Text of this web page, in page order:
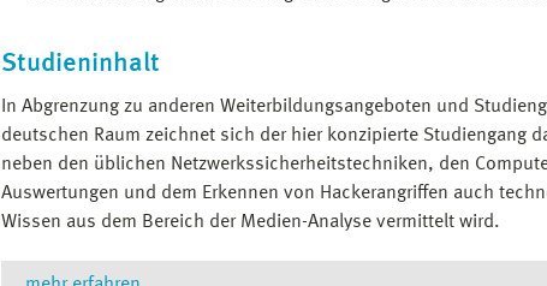
Studieninhalt
In Abgrenzung zu anderen Weiterbildungsangeboten und
deutschen Raum zeichnet sich der hier konzipierte Studiengang
neben den üblichen Netzwerkssicherheitstechniken, den
Auswertungen und dem Erkennen von Hackerangriffen auch
Wissen aus dem Bereich der Medien-Analyse vermittelt wird.